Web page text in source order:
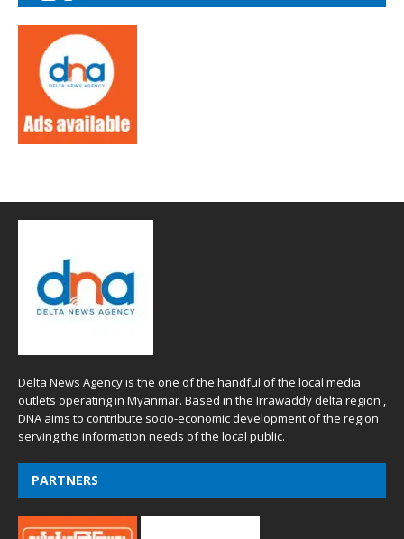
Delta News Agency is the one of the handful of the local media
outlets operating in Myanmar. Based in the Irrawaddy delta region ,
DNA aims to contribute socio-economic development of the region
serving the information needs of the local public.
PARTNERS